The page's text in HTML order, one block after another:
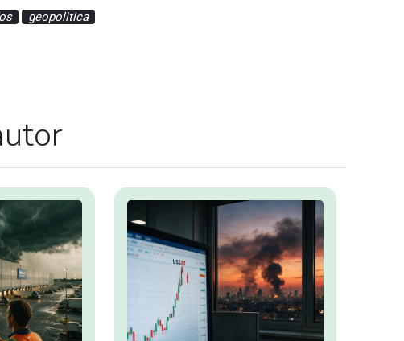
geopolitica